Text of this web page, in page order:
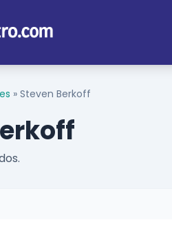
» Steven Berkoff